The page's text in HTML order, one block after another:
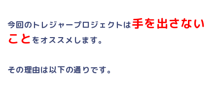
今回のトレジャープロジェクトは手を出さない
こと をオススメします。
その理由は以下の通りです。